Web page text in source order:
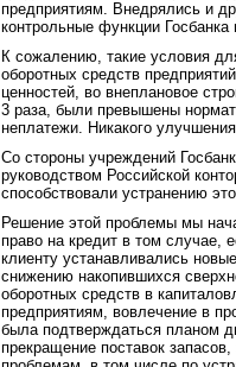
предприятиям. Внедрялись и
контрольные функции Госбанка
К сожалению, такие условия
оборотных средств
ценностей, во внеплановое
3 раза, были превышены
неплатежи. Никакого
Со стороны учреждений
руководством Российской
способствовали устранению
Решение этой проблемы мы
право на кредит в том случае,
клиенту устанавливались
снижению накопившихся
оборотных средств в
предприятиям, вовлечение в
была подтверждаться планом
прекращение поставок